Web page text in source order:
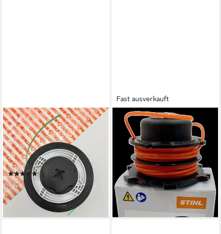
STIHL
Fadenspule Mähkopf AutoCut
C6-2 Fadenkopf
40067102126
FS38,40,45,46,50 uvm.
(1)
ab 21,99 € 24,90 €
-12%
lieferbar - in 6-7 Werktagen bei dir
Fast ausverkauft
STIHL
Fadenspule STIHL Mähkopf
AutoCut 27-2 - Spule
40027104321 mit Faden
17,80 €
lieferbar - in 6-7 Werktagen bei dir